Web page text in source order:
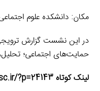
مکان: دانشکده علوم
در این نشست گزارش
حمایت‌های اجتماعی؛
لینک کوتاه https://iran-bssc.ir/?p=24143